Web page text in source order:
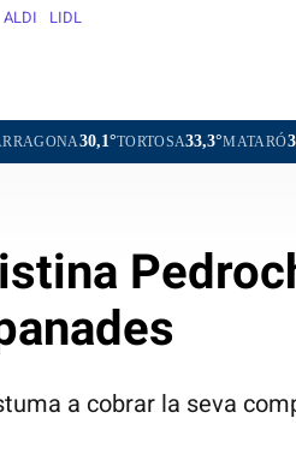
ALDI LIDL
TORTOSA33,3°MATARÓ30,3°VIC29,8°
a cobrar la seva